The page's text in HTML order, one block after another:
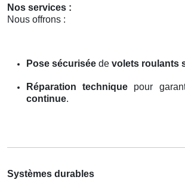
Nos services :
Nous offrons :
Pose sécurisée de volets roulants
Réparation technique pour
continue.
Systèmes durables